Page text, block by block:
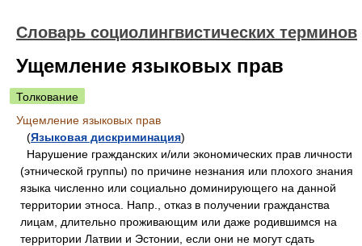
Словарь социолингвистических терминов
Ущемление языковых прав
Толкование
Ущемление языковых прав
(Языковая дискриминация)
Нарушение гражданских и/или экономических прав личности
(этнической группы) по причине незнания или плохого знания
языка численно или социально доминирующего на данной
территории этноса. Напр., отказ в получении гражданства
лицам, длительно проживающим или даже родившимся на
территории Латвии и Эстонии, если они не могут сдать